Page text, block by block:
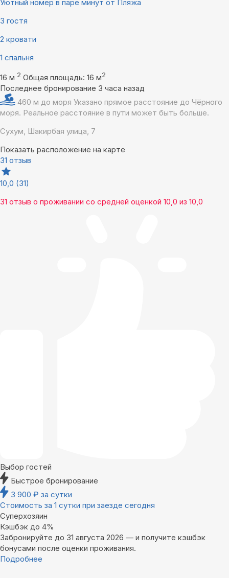
Уютный номер в паре минут от Пляжа
3 гостя
2 кровати
1 спальня
16 м 2 Общая площадь: 16 м2
Последнее бронирование 3 часа назад
460 м до моря Указано прямое расстояние до Чёрного
моря. Реальное расстояние в пути может быть больше.
Сухум, Шакирбая улица, 7
Показать расположение на карте
31 отзыв
10,0 (31)
31 отзыв о проживании со средней оценкой 10,0 из 10,0
Выбор гостей
Быстрое бронирование
3 900 ₽ за сутки
Стоимость за 1 сутки при заезде сегодня
Суперхозяин
Кэшбэк до 4%
Забронируйте до 31 августа 2026 — и получите кэшбэк
бонусами после оценки проживания.
Подробнее